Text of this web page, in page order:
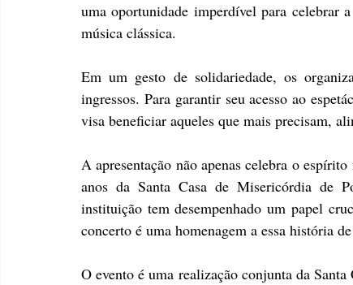
uma oportunidade imperdível para celebrar
música clássica.
Em um gesto de solidariedade, os
ingressos. Para garantir seu acesso ao
visa beneficiar aqueles que mais precisam,
A apresentação não apenas celebra o
anos da Santa Casa de Misericórdia de
instituição tem desempenhado um papel
concerto é uma homenagem a essa história
O evento é uma realização conjunta da